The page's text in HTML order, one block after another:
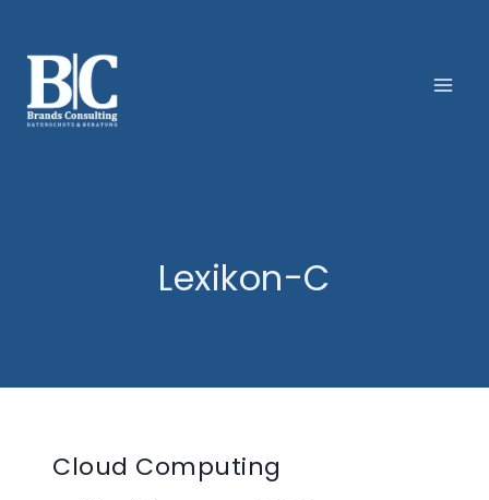
Inhalt
springen
Lexikon-C
Cloud Computing